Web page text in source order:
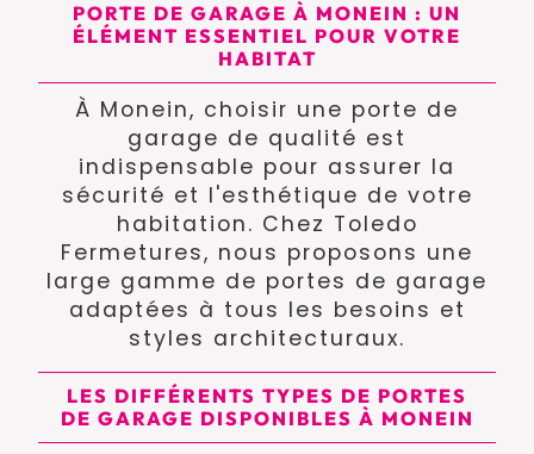
PORTE DE GARAGE À MONEIN : UN
ÉLÉMENT ESSENTIEL POUR VOTRE
HABITAT
À Monein, choisir une porte de
garage de qualité est
indispensable pour assurer la
sécurité et l'esthétique de votre
habitation. Chez Toledo
Fermetures, nous proposons une
large gamme de portes de garage
adaptées à tous les besoins et
styles architecturaux.
LES DIFFÉRENTS TYPES DE PORTES
DE GARAGE DISPONIBLES À MONEIN